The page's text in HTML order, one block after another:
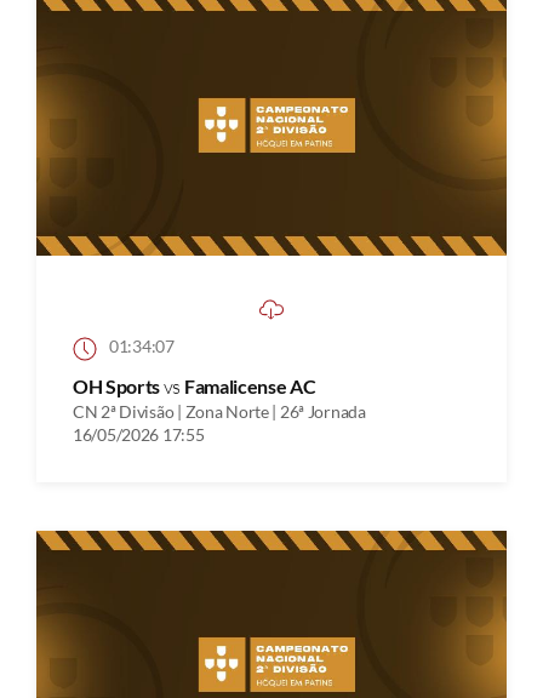
01:34:07
OH Sportsvs Famalicense AC
CN 2ª Divisão | Zona Norte | 26ª Jornada
16/05/2026 17:55